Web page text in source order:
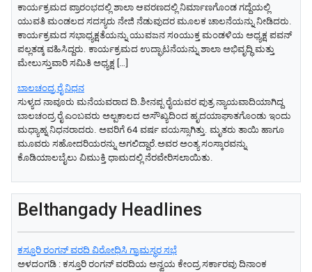
ಕಾರ್ಯಕ್ರಮದ ಪ್ರಾರಂಭದಲ್ಲಿ ಶಾಲಾ ಆವರಣದಲ್ಲಿ ನಿರ್ಮಾಣಗೊಂಡ ಗದ್ದೆಯಲ್ಲಿ
ಯುವತಿ ಮಂಡಲದ ಸದಸ್ಯರು ನೇಜಿ ನೆಡುವುದರ ಮೂಲಕ ಚಾಲನೆಯನ್ನು ನೀಡಿದರು.
ಕಾರ್ಯಕ್ರಮದ ಸಭಾಧ್ಯಕ್ಷತೆಯನ್ನು ಯುವಜನ ಸoಯುಕ್ತ ಮಂಡಳಿಯ ಅಧ್ಯಕ್ಷ ಪವನ್
ಪಲ್ಲತಡ್ಕ ವಹಿಸಿದ್ದರು. ಕಾರ್ಯಕ್ರಮದ ಉದ್ಘಾಟನೆಯನ್ನು ಶಾಲಾ ಅಭಿವೃದ್ಧಿ ಮತ್ತು
ಮೇಲುಸ್ತುವಾರಿ ಸಮಿತಿ ಅಧ್ಯಕ್ಷ […]
ಬಾಲಚಂದ್ರ ರೈ ನಿಧನ
ಸುಳ್ಯದ ನಾವೂರು ಮನೆಯವರಾದ ದಿ.ಶೀನಪ್ಪ ರೈಯವರ ಪುತ್ರ ನ್ಯಾಯವಾದಿಯಾಗಿದ್ದ
ಬಾಲಚಂದ್ರ ರೈ ಎಂಬವರು ಅಲ್ಪಕಾಲದ ಅಸೌಖ್ಯದಿಂದ ಹೃದಯಾಘಾತಗೊಂಡು ಇಂದು
ಮಧ್ಯಾಹ್ನ ನಿಧನರಾದರು. ಅವರಿಗೆ 64 ವರ್ಷ ವಯಸ್ಸಾಗಿತ್ತು. ಮೃತರು ತಾಯಿ ಹಾಗೂ
ಮೂವರು ಸಹೋದರಿಯರನ್ನು ಅಗಲಿದ್ದಾರೆ.ಅವರ ಅಂತ್ಯ ಸಂಸ್ಕಾರವನ್ನು
ಕೊಡಿಯಾಲಬೈಲು ವಿಮುಕ್ತಿ ಧಾಮದಲ್ಲಿ ನೆರವೇರಿಸಲಾಯಿತು.
Belthangady Headlines
ಕಸ್ತೂರಿ ರಂಗನ್ ವರದಿ ವಿರೋಧಿಸಿ ಗ್ರಾಮಸ್ಥರ ಸಭೆ
ಅಳದಂಗಡಿ : ಕಸ್ತೂರಿ ರಂಗನ್ ವರದಿಯ ಅನ್ವಯ ಕೇಂದ್ರ ಸರ್ಕಾರವು ದಿನಾಂಕ